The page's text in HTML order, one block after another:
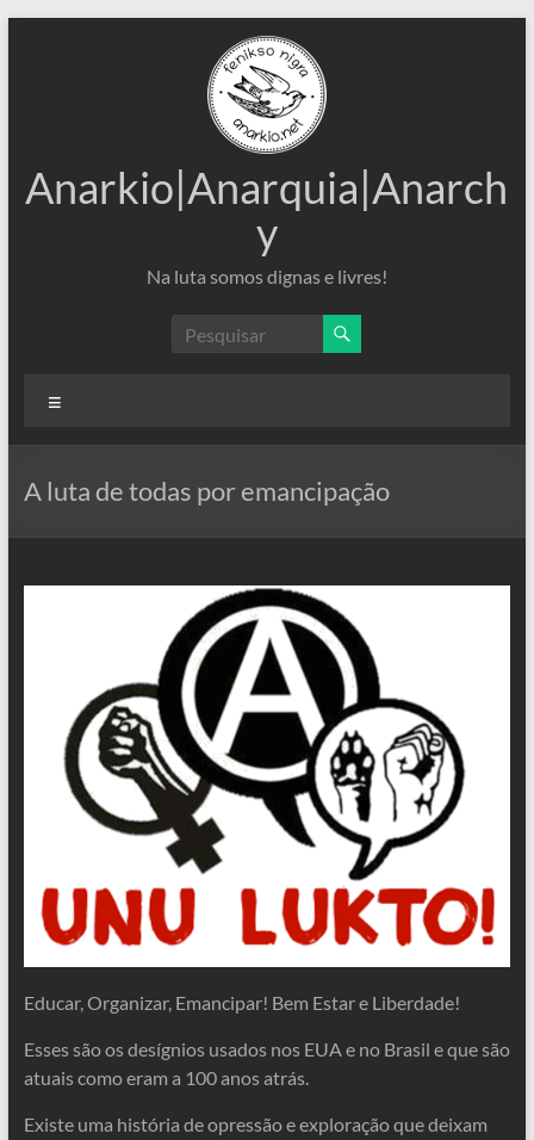
Anarkio|Anarquia|Anarch
y
Na luta somos dignas e livres!
A luta de todas por emancipação
Educar, Organizar, Emancipar! Bem Estar e Liberdade!
Esses são os desígnios usados nos EUA e no Brasil e que são
atuais como eram a 100 anos atrás.
Existe uma história de opressão e exploração que deixam